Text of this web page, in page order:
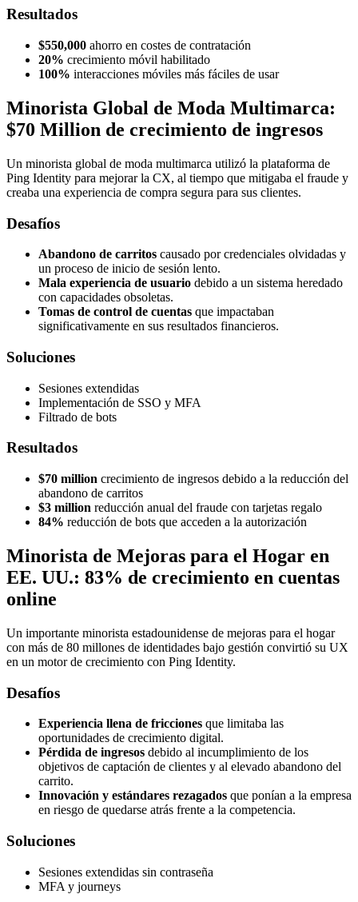
Resultados
$550,000 ahorro en costes de contratación
20% crecimiento móvil habilitado
100% interacciones móviles más fáciles de usar
Minorista Global de Moda Multimarca:
$70 Million de crecimiento de ingresos
Un minorista global de moda multimarca utilizó la plataforma de
Ping Identity para mejorar la CX, al tiempo que mitigaba el fraude y
creaba una experiencia de compra segura para sus clientes.
Desafíos
Abandono de carritos causado por credenciales olvidadas y
un proceso de inicio de sesión lento.
Mala experiencia de usuario debido a un sistema heredado
con capacidades obsoletas.
Tomas de control de cuentas que impactaban
significativamente en sus resultados financieros.
Soluciones
Sesiones extendidas
Implementación de SSO y MFA
Filtrado de bots
Resultados
$70 million crecimiento de ingresos debido a la reducción del
abandono de carritos
$3 million reducción anual del fraude con tarjetas regalo
84% reducción de bots que acceden a la autorización
Minorista de Mejoras para el Hogar en
EE. UU.: 83% de crecimiento en cuentas
online
Un importante minorista estadounidense de mejoras para el hogar
con más de 80 millones de identidades bajo gestión convirtió su UX
en un motor de crecimiento con Ping Identity.
Desafíos
Experiencia llena de fricciones que limitaba las
oportunidades de crecimiento digital.
Pérdida de ingresos debido al incumplimiento de los
objetivos de captación de clientes y al elevado abandono del
carrito.
Innovación y estándares rezagados que ponían a la empresa
en riesgo de quedarse atrás frente a la competencia.
Soluciones
Sesiones extendidas sin contraseña
MFA y journeys